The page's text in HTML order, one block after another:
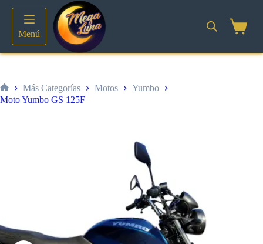
contenido
Menú
Inicio
Más Categorías Motos
Yumbo
Moto Yumbo GS 125F